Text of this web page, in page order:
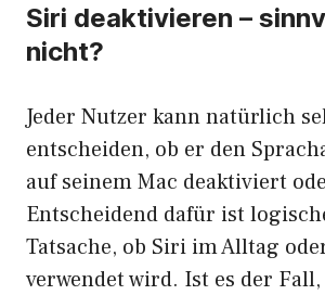
Siri deaktivieren –
nicht?
Jeder Nutzer kann natürlich
entscheiden, ob er den
auf seinem Mac deaktiviert
Entscheidend dafür ist
Tatsache, ob Siri im Alltag
verwendet wird. Ist es der